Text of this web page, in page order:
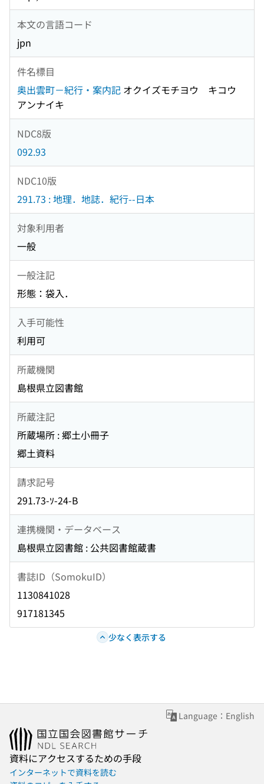
本文の言語コード
jpn
件名標目
奥出雲町－紀行・案内記 オクイズモチヨウ キコウ
アンナイキ
NDC8版
092.93
NDC10版
291.73 : 地理．地誌．紀行--日本
対象利用者
一般
一般注記
形態：袋入．
入手可能性
利用可
所蔵機関
島根県立図書館
所蔵注記
所蔵場所 : 郷土小冊子
郷土資料
請求記号
291.73-ｿ-24-B
連携機関・データベース
島根県立図書館 : 公共図書館蔵書
書誌ID（SomokuID）
1130841028
917181345
少なく表示する
Language：English
資料にアクセスするための手段
インターネットで資料を読む